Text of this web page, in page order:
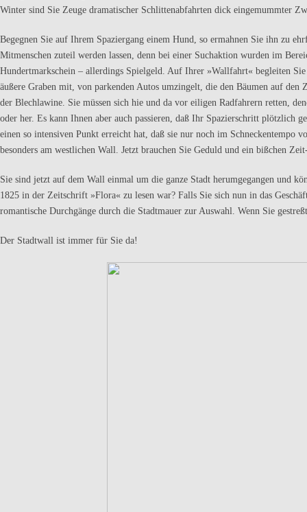
Winter sind Sie Zeuge dramatischer Schlit­tenabfahrten dick eingemummter
Begegnen Sie auf Ihrem Spaziergang einem Hund, so ermahnen Sie ihn zu
Mitmenschen zuteil werden lassen, denn bei einer Suchaktion wurden im
Hundertmarkschein – allerdings Spielgeld. Auf Ihrer »Wallfahrt« begleiten
äußere Graben mit, von par­kenden Autos umzingelt, die den Bäumen auf den
der Blechlawine. Sie müssen sich hie und da vor eiligen Radfahrern retten,
oder her. Es kann Ihnen aber auch passieren, daß Ihr Spazier­schritt plötzlich
einen so intensiven Punkt erreicht hat, daß sie nur noch im Schneckentempo
besonders am west­lichen Wall. Jetzt brauchen Sie Geduld und ein bißchen
Sie sind jetzt auf dem Wall einmal um die ganze Stadt herumgegangen und
1825 in der Zeitschrift »Flora« zu lesen war? Falls Sie sich nun in das
romantische Durchgänge durch die Stadtmauer zur Auswahl. Wenn Sie
Der Stadtwall ist immer für Sie da!